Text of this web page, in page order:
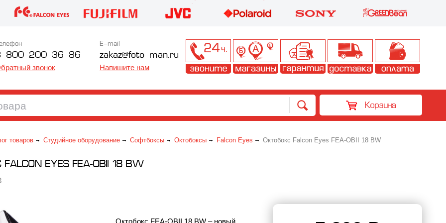
800-200-36-86
звонок
E-mail
zakaz@foto-man.ru
Напишите нам
Корзина
товаров Студийное оборудование Софтбоксы Октобоксы Falcon Eyes Октобокс Falcon Eyes FEA-OBII 18 BW
EYES FEA-OBII 18 BW
Октобокс FEA-OBII 18 BW – новый